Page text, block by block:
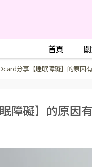
首頁
分享【睡眠障礙】的原因
障礙】的原因